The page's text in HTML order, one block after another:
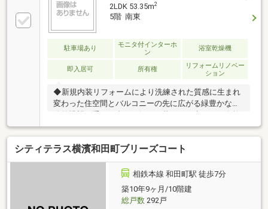
2LDK 53.35m2
5階 南東
駐車場あり
モニタ付インターホ
ン
浴室乾燥機
即入居可 所有権
リフォームリノベー
ション
◆新規内装リフォームにより洗練された質感に生まれ
変わった住空間とバルコニーの先に広がる緑豊かな開
の光と優雅な心地よさをもたらしてくれます。◆食洗
機や浄水器を完備した対面キッチンに追焚・浴室乾燥
機能付きのバスルームなど、機能性に優れた先進設備
がしっかり備わり、日々の家事をスムーズに支えてゆ
とりある快適な生活を叶えます。◆徒歩１分のバス停
ら、陽当りと風通しに恵まれた５階のお部屋では、周
囲の豊かな緑と穏やかな住環境を楽しみながら上質な
シティテラス横濱和田町ブリーズコート
相鉄本線 和田町駅 徒歩7分
築10年9ヶ月/10階建
総戸数292戸